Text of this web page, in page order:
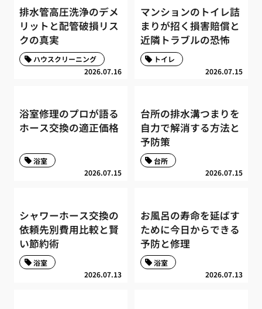
排水管高圧洗浄のデメ
リットと配管破損リス
クの真実
2026.07.16
ハウスクリーニング
マンションのトイレ詰
まりが招く損害賠償と
近隣トラブルの恐怖
2026.07.15
トイレ
浴室修理のプロが語る
ホース交換の適正価格
2026.07.15
浴室
台所の排水溝つまりを
自力で解消する方法と
予防策
2026.07.15
台所
シャワーホース交換の
依頼先別費用比較と賢
い節約術
2026.07.13
浴室
お風呂の寿命を延ばす
ために今日からできる
予防と修理
2026.07.13
浴室